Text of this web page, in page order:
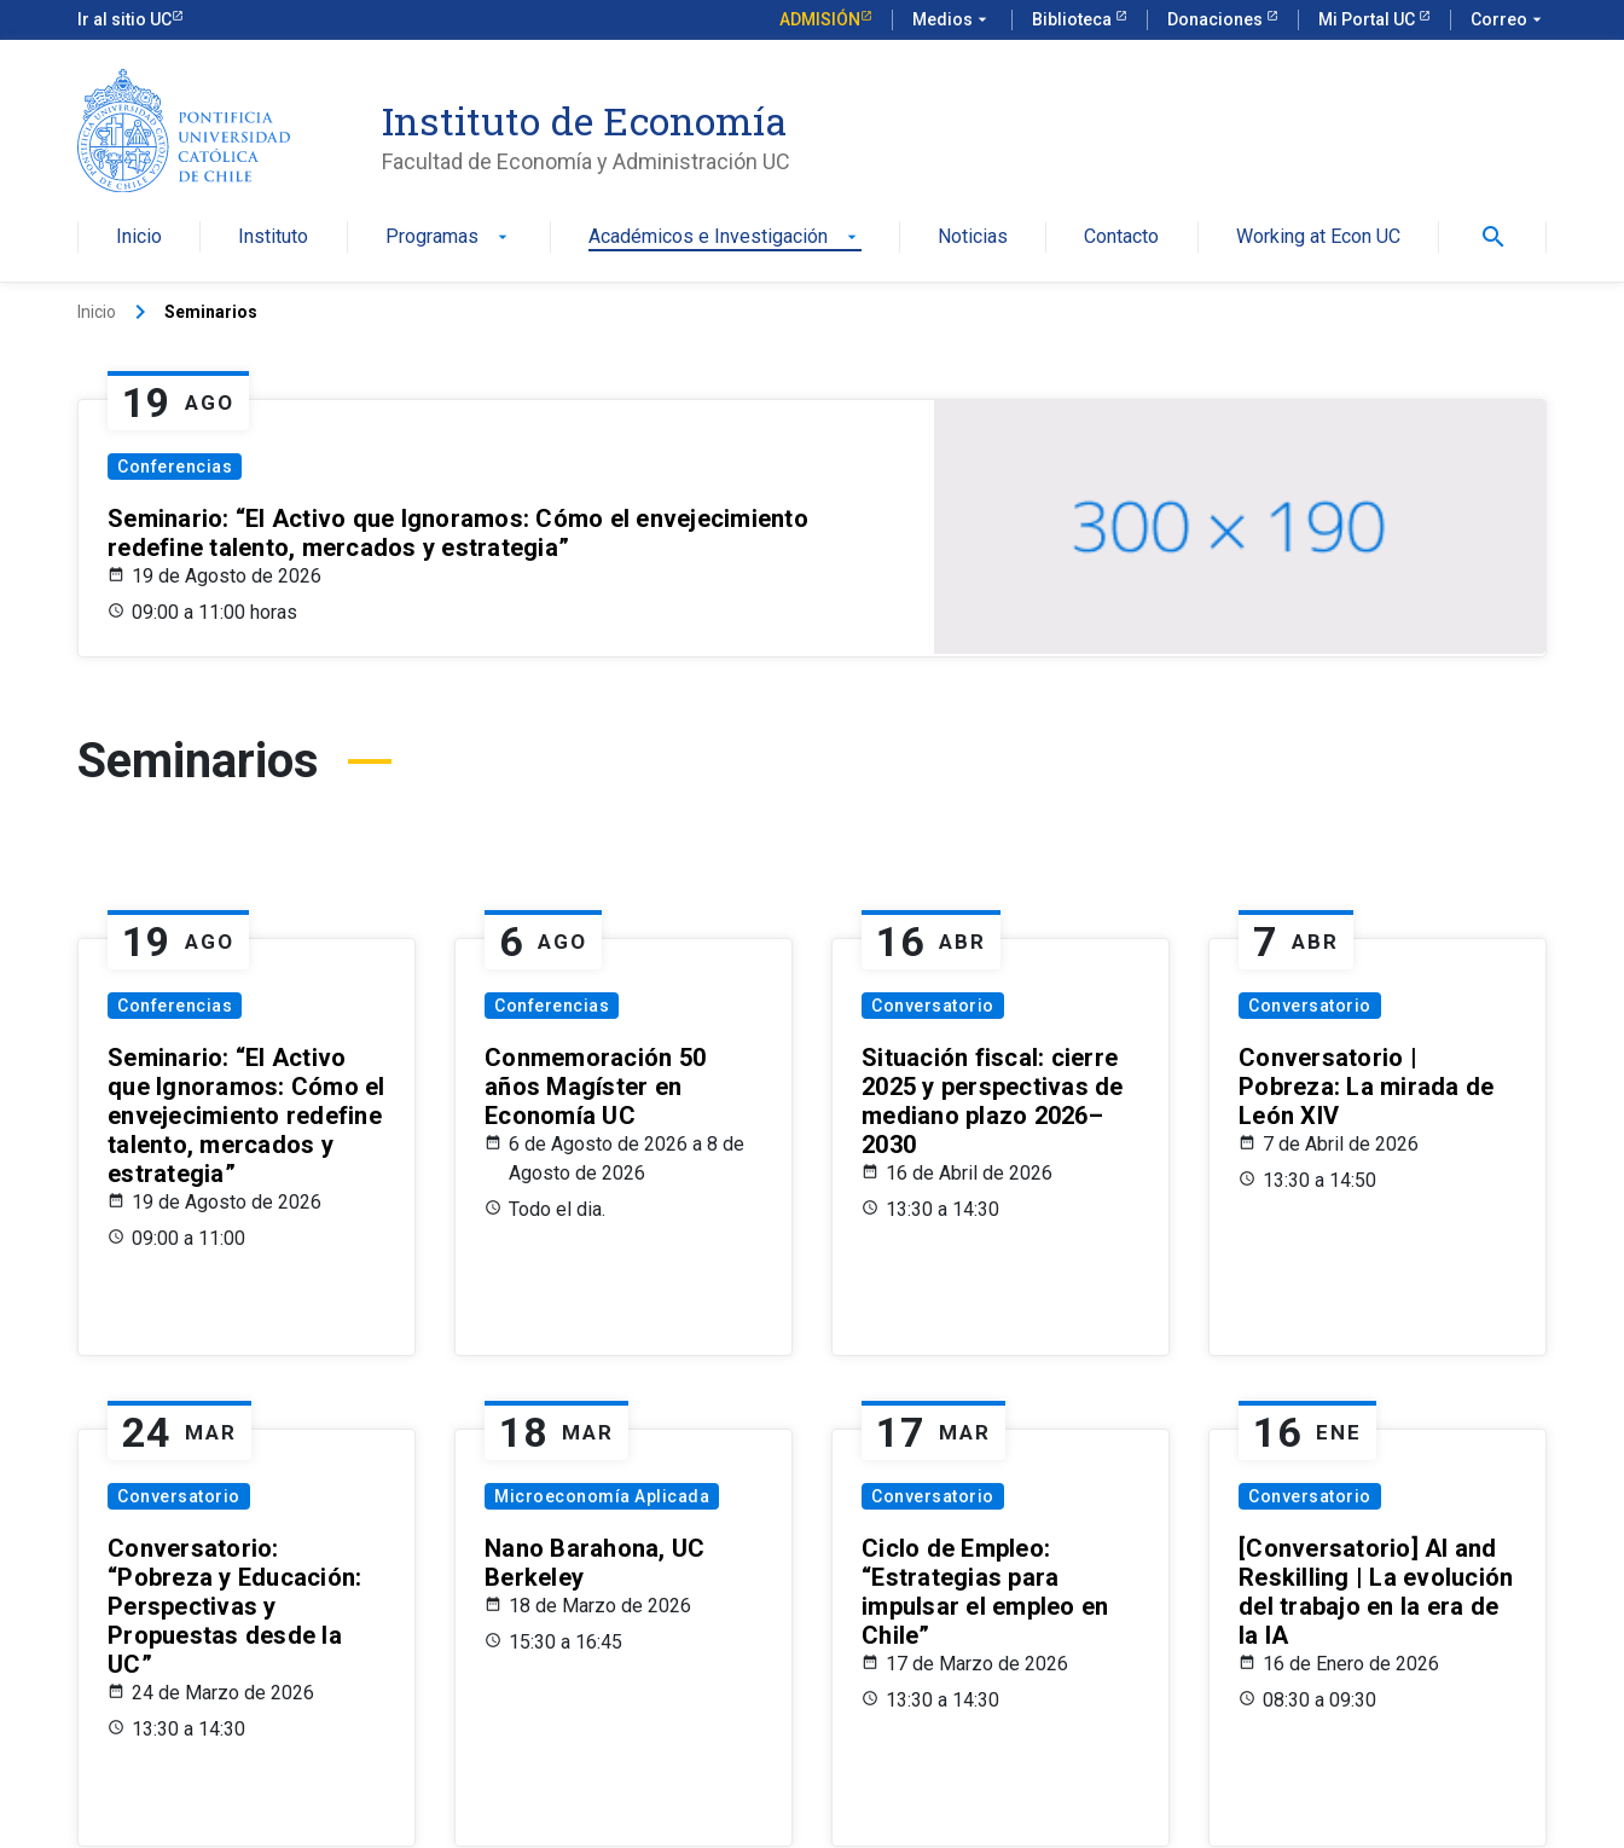
Ir al sitio UC ADMISIÓN Medios arrow_drop_down Biblioteca Donaciones Mi Portal UC Correo arrow_drop_down
Instituto de Economía
Facultad de Economía y Administración UC
Inicio Instituto Programas arrow_drop_down Académicos e Investigación arrow_drop_down Noticias Contacto Working at Econ UC search
Inicio keyboard_arrow_right Seminarios
19 AGO
Conferencias
Seminario: “El Activo que Ignoramos: Cómo el envejecimiento
redefine talento, mercados y estrategia”
19 de Agosto de 2026
09:00 a 11:00 horas
Seminarios
19 AGO
Conferencias
Seminario: “El Activo
que Ignoramos: Cómo el
envejecimiento redefine
talento, mercados y
estrategia”
19 de Agosto de 2026
09:00 a 11:00
6 AGO
Conferencias
Conmemoración 50
años Magíster en
Economía UC
6 de Agosto de 2026 a 8 de
Agosto de 2026
Todo el dia.
16 ABR
Conversatorio
Situación fiscal: cierre
2025 y perspectivas de
mediano plazo 2026–
2030
16 de Abril de 2026
13:30 a 14:30
7 ABR
Conversatorio
Conversatorio |
Pobreza: La mirada de
León XIV
7 de Abril de 2026
13:30 a 14:50
24 MAR
Conversatorio
Conversatorio:
“Pobreza y Educación:
Perspectivas y
Propuestas desde la
UC”
24 de Marzo de 2026
13:30 a 14:30
18 MAR
Microeconomía Aplicada
Nano Barahona, UC
Berkeley
18 de Marzo de 2026
15:30 a 16:45
17 MAR
Conversatorio
Ciclo de Empleo:
“Estrategias para
impulsar el empleo en
Chile”
17 de Marzo de 2026
13:30 a 14:30
16 ENE
Conversatorio
[Conversatorio] AI and
Reskilling | La evolución
del trabajo en la era de
la IA
16 de Enero de 2026
08:30 a 09:30